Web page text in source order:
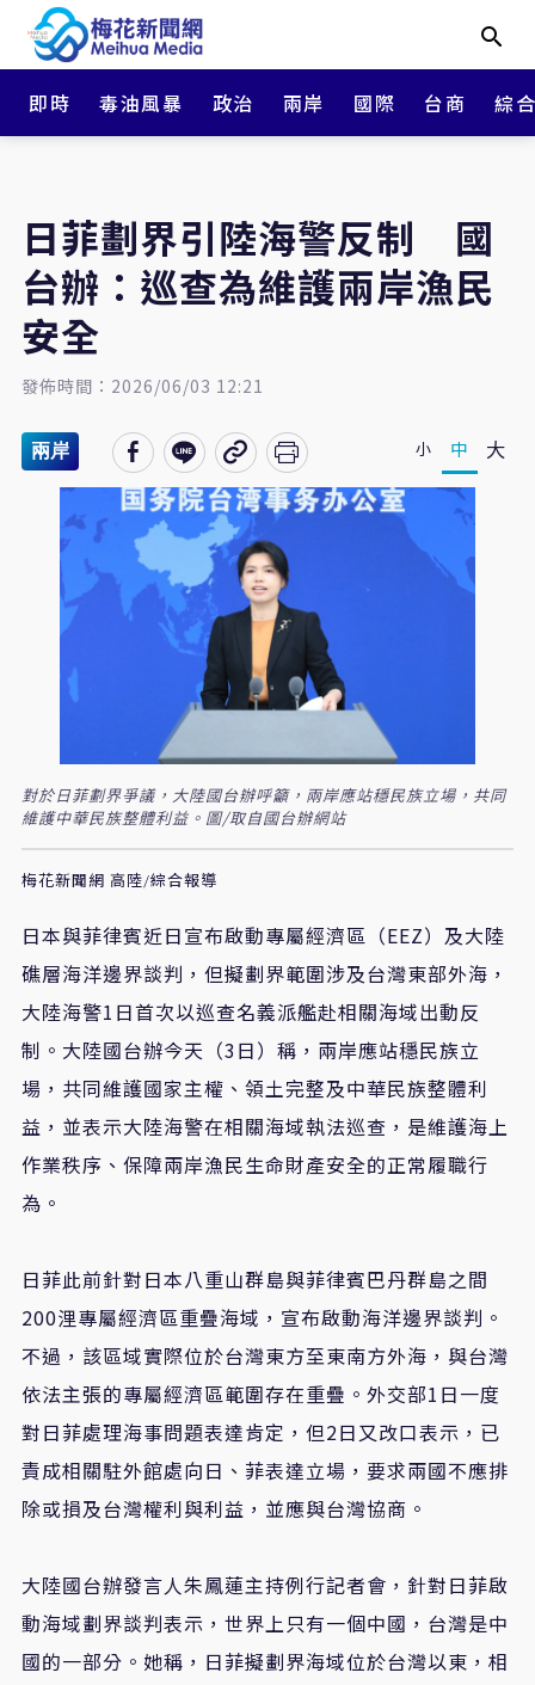
即時 毒油風暴 政治 兩岸 國際 台商 綜
日菲劃界引陸海警反制 國
台辦：巡查為維護兩岸漁民
安全
發佈時間：2026/06/03 12:21
兩岸 小 中 大
對於日菲劃界爭議，大陸國台辦呼籲，兩岸應站穩民族立場，共同
維護中華民族整體利益。圖/取自國台辦網站
梅花新聞網 高陸/綜合報導
日本與菲律賓近日宣布啟動專屬經濟區（EEZ）及大陸
礁層海洋邊界談判，但擬劃界範圍涉及台灣東部外海，
大陸海警1日首次以巡查名義派艦赴相關海域出動反
制。大陸國台辦今天（3日）稱，兩岸應站穩民族立
場，共同維護國家主權、領土完整及中華民族整體利
益，並表示大陸海警在相關海域執法巡查，是維護海上
作業秩序、保障兩岸漁民生命財產安全的正常履職行
為。
日菲此前針對日本八重山群島與菲律賓巴丹群島之間
200浬專屬經濟區重疊海域，宣布啟動海洋邊界談判。
不過，該區域實際位於台灣東方至東南方外海，與台灣
依法主張的專屬經濟區範圍存在重疊。外交部1日一度
對日菲處理海事問題表達肯定，但2日又改口表示，已
責成相關駐外館處向日、菲表達立場，要求兩國不應排
除或損及台灣權利與利益，並應與台灣協商。
大陸國台辦發言人朱鳳蓮主持例行記者會，針對日菲啟
動海域劃界談判表示，世界上只有一個中國，台灣是中
國的一部分。她稱，日菲擬劃界海域位於台灣以東，相